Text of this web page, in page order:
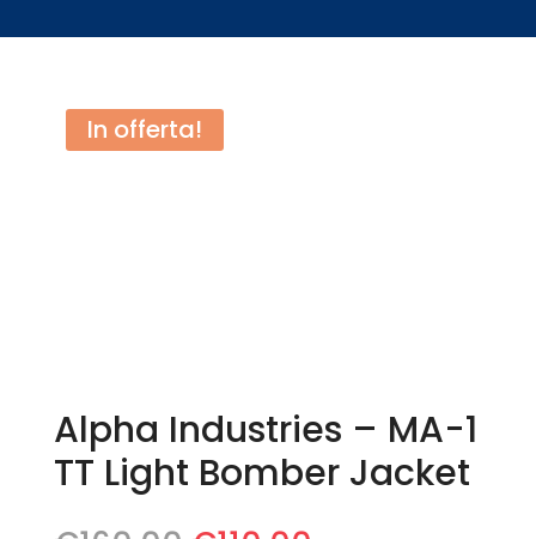
In offerta!
Alpha Industries – MA-1
TT Light Bomber Jacket